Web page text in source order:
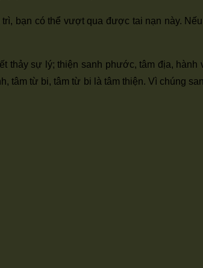
bạn có thể vượt qua được tai nạn này.
thảy sự lý; thiện sanh phước, tâm địa,
tâm từ bi, tâm từ bi là tâm thiện. Vì chúng